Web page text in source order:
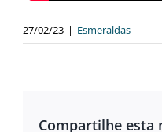
27/02/23 | Esmeraldas
Compartilhe esta